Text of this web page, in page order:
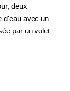
deux
d'eau avec un
par un volet